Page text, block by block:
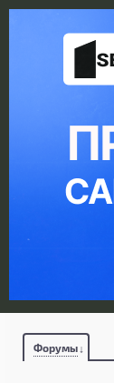
Форумы